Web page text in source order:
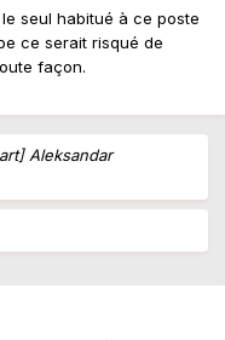
fait une croix
qui
là pendant 3
du groupe
Pour rappel, en
privé de
seul habitué à ce poste
ce serait risqué de
façon.
Aleksandar